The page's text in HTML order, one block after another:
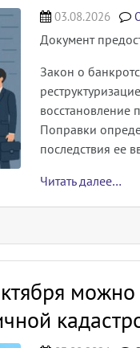
03.08.2026
Документ
Закон о
восстановление
Поправки
последствия ее
Читать далее…